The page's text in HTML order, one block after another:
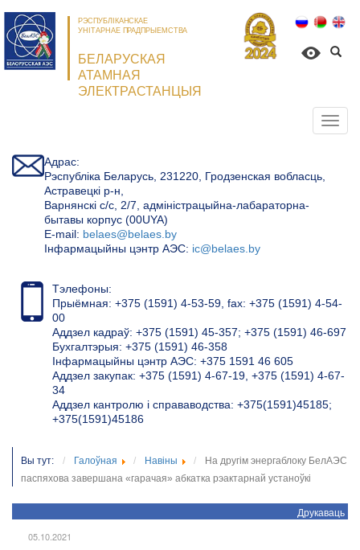
РЭСПУБЛІКАНСКАЕ
УНІТАРНАЕ ПРАДПРЫЕМСТВА
БЕЛАРУСКАЯ
АТАМНАЯ
ЭЛЕКТРАСТАНЦЫЯ
Адрас:
Рэспубліка Беларусь, 231220, Гродзенская вобласць,
Астравецкі р-н,
Варнянскі с/с, 2/7, адміністрацыйна-лабараторна-
бытавы корпус (00UYA)
Е-mail: belaes@belaes.by
Інфармацыйны цэнтр АЭС: ic@belaes.by
Тэлефоны:
Прыёмная: +375 (1591) 4-53-59, fax: +375 (1591) 4-54-
00
Аддзел кадраў: +375 (1591) 45-357; +375 (1591) 46-697
Бухгалтэрыя: +375 (1591) 46-358
Інфармацыйны цэнтр АЭС: +375 1591 46 605
Аддзел закупак: +375 (1591) 4-67-19, +375 (1591) 4-67-
34
Аддзел кантролю і справаводства: +375(1591)45185;
+375(1591)45186
Вы тут: Галоўная Навіны
На другім энергаблоку БелАЭС
паспяхова завершана «гарачая» абкатка рэактарнай устаноўкі
Друкаваць
05.10.2021